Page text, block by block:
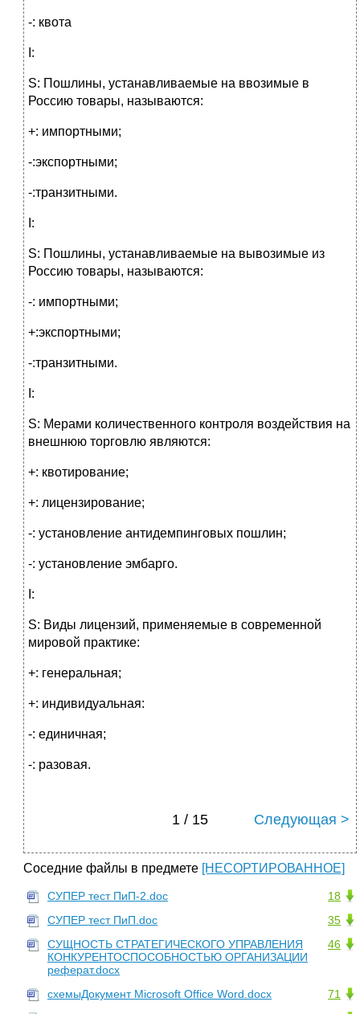
-: квота
I:
S: Пошлины, устанавливаемые на ввозимые в
Россию товары, называются:
+: импортными;
-:экспортными;
-:транзитными.
I:
S: Пошлины, устанавливаемые на вывозимые из
Россию товары, называются:
-: импортными;
+:экспортными;
-:транзитными.
I:
S: Мерами количественного контроля воздействия на
внешнюю торговлю являются:
+: квотирование;
+: лицензирование;
-: установление антидемпинговых пошлин;
-: установление эмбарго.
I:
S: Виды лицензий, применяемые в современной
мировой практике:
+: генеральная;
+: индивидуальная:
-: единичная;
-: разовая.
1 / 15 Следующая >
Соседние файлы в предмете [НЕСОРТИРОВАННОЕ]
18
СУПЕР тест ПиП-2.doc
35
СУПЕР тест ПиП.doc
46
СУЩНОСТЬ СТРАТЕГИЧЕСКОГО УПРАВЛЕНИЯ
КОНКУРЕНТОСПОСОБНОСТЬЮ ОРГАНИЗАЦИИ
реферат.docx
71
схемыДокумент Microsoft Office Word.docx